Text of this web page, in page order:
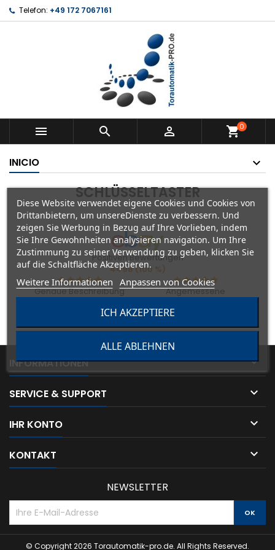
Telefon: +49 172 7067161
   shopping_cart0
INICIO
SCHLÜSSELTASTER
Positiven Bewertungen
4498 (100 %)
Genaue Beschreibung
Angemessene
Kommunikation
Lieferzeit
INFORMATIONEN 
SERVICE & SUPPORT 
IHR KONTO 
KONTAKT 
Diese Website verwendet eigene Cookies und Cookies von
Drittanbietern, um unsereDienste zu verbessern. Und
zeigen Sie Werbung in Bezug auf Ihre Vorlieben, indem
Sie Ihre Gewohnheiten analysieren navigation. Um Ihre
Zustimmung zu seiner Verwendung zu geben, klicken Sie
auf die Schaltfläche Akzeptieren.
Weitere Informationen Anpassen von Cookies
ALLE ABLEHNEN
ICH AKZEPTIERE
NEWSLETTER
© Copyright 2026 Torautomatik-pro.de. All Rights Reserved.